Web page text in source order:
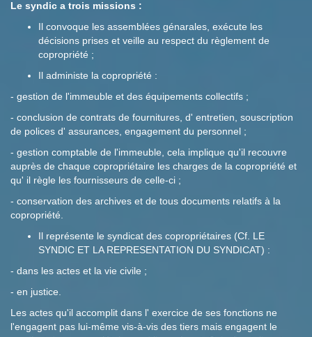
Le syndic a trois missions :
Il convoque les assemblées génarales, exécute les
décisions prises et veille au respect du règlement de
copropriété ;
Il administe la copropriété :
- gestion de l'immeuble et des équipements collectifs ;
- conclusion de contrats de fournitures, d' entretien, souscription
de polices d' assurances, engagement du personnel ;
- gestion comptable de l'immeuble, cela implique qu'il recouvre
auprès de chaque copropriétaire les charges de la copropriété et
qu' il règle les fournisseurs de celle-ci ;
- conservation des archives et de tous documents relatifs à la
copropriété.
Il représente le syndicat des copropriétaires (Cf. LE
SYNDIC ET LA REPRESENTATION DU SYNDICAT) :
- dans les actes et la vie civile ;
- en justice.
Les actes qu'il accomplit dans l' exercice de ses fonctions ne
l'engagent pas lui-même vis-à-vis des tiers mais engagent le